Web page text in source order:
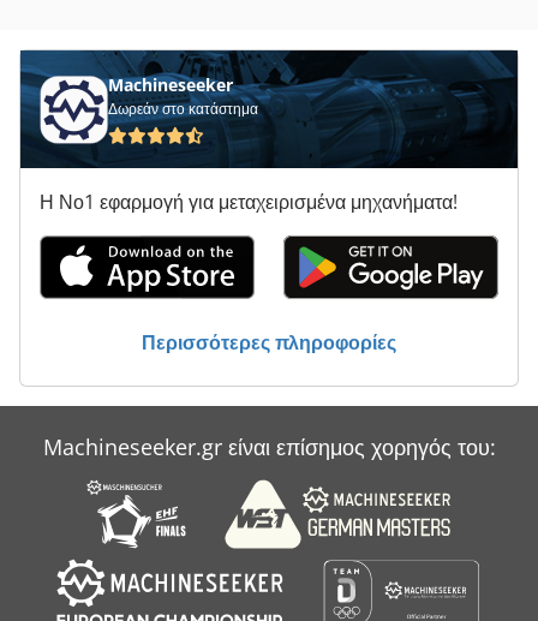
Όλα Τα Μεταλλικά Διαχωριστικό
Machineseeker
Δωρεάν στο κατάστημα
Η Νο1 εφαρμογή για μεταχειρισμένα μηχανήματα!
Περισσότερες πληροφορίες
Machineseeker.gr είναι επίσημος χορηγός του: